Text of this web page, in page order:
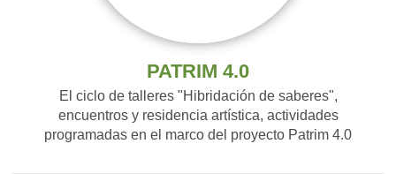
PATRIM 4.0
El ciclo de talleres "Hibridación de saberes",
encuentros y residencia artística, actividades
programadas en el marco del proyecto Patrim 4.0